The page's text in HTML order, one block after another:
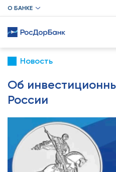
О БАНКЕ
Новость
Об
России